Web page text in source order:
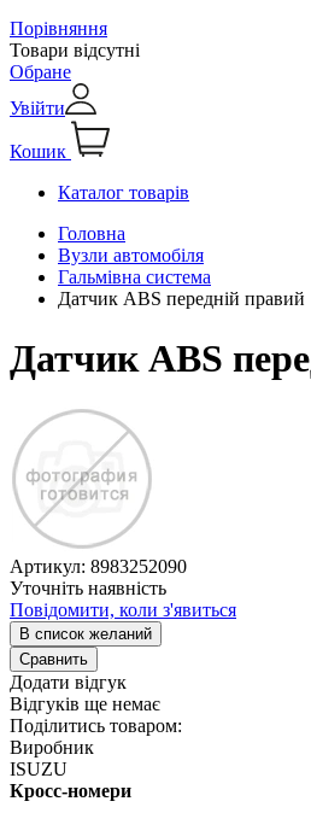
Порівняння
Товари відсутні
Обране
Увійти
Кошик
Каталог товарів
Головна
Вузли автомобіля
Гальмівна система
Датчик ABS передній правий
Датчик ABS
Артикул: 8983252090
Уточніть наявність
Повідомити, коли з'явиться
В список желаний
Сравнить
Додати відгук
Відгуків ще немає
Поділитись товаром:
Виробник
ISUZU
Кросс-номери